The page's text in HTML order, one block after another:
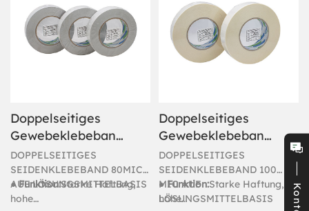
Doppelseitiges
Gewebeklebeband
80 µm,
lösungsmittelbasiert​
DOPPELSEITIGES
SEIDENKLEBEBAND 80MIC
AUF LÖSUNGSMITTELBASIS
● Funktion:Starke Haftung,
hohe
Doppelseitiges
Gewebeklebeband
100 µm,
lösungsmittelbasiert​
DOPPELSEITIGES
SEIDENKLEBEBAND 100
MIC AUF
LÖSUNGSMITTELBASIS
● Funktion:Starke Haftung,
hohe